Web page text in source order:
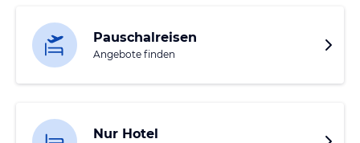
Pauschalreisen
Angebote finden
Nur Hotel